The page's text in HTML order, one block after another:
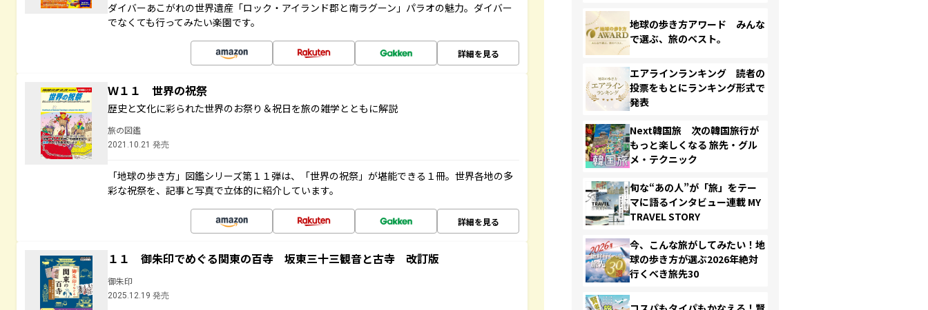
ダイバーあこがれの世界遺産「ロック・アイランド郡と南ラグーン」パラオの魅力。ダイバー
でなくても行ってみたい楽園です。
詳細を見る
Ｗ１１ 世界の祝祭
歴史と文化に彩られた世界のお祭り＆祝日を旅の雑学とともに解説
旅の図鑑
2021.10.21 発売
「地球の歩き方」図鑑シリーズ第１１弾は、「世界の祝祭」が堪能できる１冊。世界各地の多
彩な祝祭を、記事と写真で立体的に紹介しています。
詳細を見る
１１ 御朱印でめぐる関東の百寺 坂東三十三観音と古寺 改訂版
御朱印
2025.12.19 発売
地球の歩き方アワード みんな
で選ぶ、旅のベスト。
エアラインランキング 読者の
投票をもとにランキング形式で
発表
Next韓国旅 次の韓国旅行が
もっと楽しくなる 旅先・グル
メ・テクニック
旬な“あの人”が「旅」をテー
マに語るインタビュー連載 MY
TRAVEL STORY
今、こんな旅がしてみたい！地
球の歩き方が選ぶ2026年絶対
行くべき旅先30